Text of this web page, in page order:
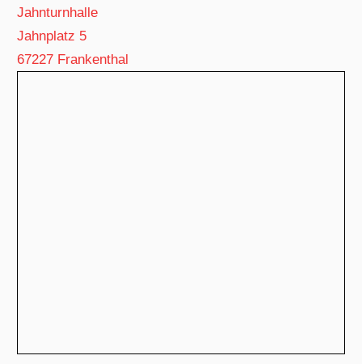
Jahnturnhalle
Jahnplatz 5
67227 Frankenthal